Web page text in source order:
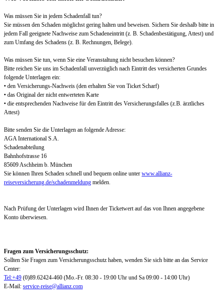
Was müssen Sie in jedem Schadenfall tun?
Sie müssen den Schaden möglichst gering halten und beweisen. Sichern Sie deshalb bitte in
jedem Fall geeignete Nachweise zum Schadeneintritt (z. B. Schadenbestätigung, Attest) und
zum Umfang des Schadens (z. B. Rechnungen, Belege).
Was müssen Sie tun, wenn Sie eine Veranstaltung nicht besuchen können?
Bitte reichen Sie uns im Schadenfall unverzüglich nach Eintritt des versicherten Grundes
folgende Unterlagen ein:
• den Versicherungs-Nachweis (den erhalten Sie von Ticket Scharf)
• das Original der nicht entwerteten Karte
• die entsprechenden Nachweise für den Eintritt des Versicherungsfalles (z.B. ärztliches
Attest)
Bitte senden Sie die Unterlagen an folgende Adresse:
AGA International S.A.
Schadenabteilung
Bahnhofstrasse 16
85609 Aschheim b. München
Sie können Ihren Schaden schnell und bequem online unter www.allianz-
reiseversicherung.de/schadenmeldung melden.
Nach Prüfung der Unterlagen wird Ihnen der Ticketwert auf das von Ihnen angegebene
Konto überwiesen.
Fragen zum Versicherungsschutz:
Sollten Sie Fragen zum Versicherungsschutz haben, wenden Sie sich bitte an das Service
Center:
Tel:+49 (0)89.62424-460 (Mo.-Fr. 08:30 - 19:00 Uhr und Sa 09:00 - 14:00 Uhr)
E-Mail: service-reise@allianz.com